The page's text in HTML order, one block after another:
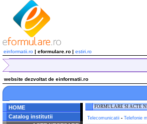
einformatii.ro | eformulare.ro | estiri.ro
website dezvoltat de einformatii.ro
HOME
Catalog institutii
FORMULARE SI ACTE
Telecomunicatii - Telefonie